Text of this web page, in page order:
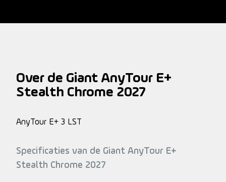
Over de Giant AnyTour E+
Stealth Chrome 2027
AnyTour E+ 3 LST
Specificaties van de Giant AnyTour E+
Stealth Chrome 2027